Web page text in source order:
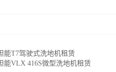
能T7驾驶式洗地机租赁
能VLX 416S微型洗地机租赁